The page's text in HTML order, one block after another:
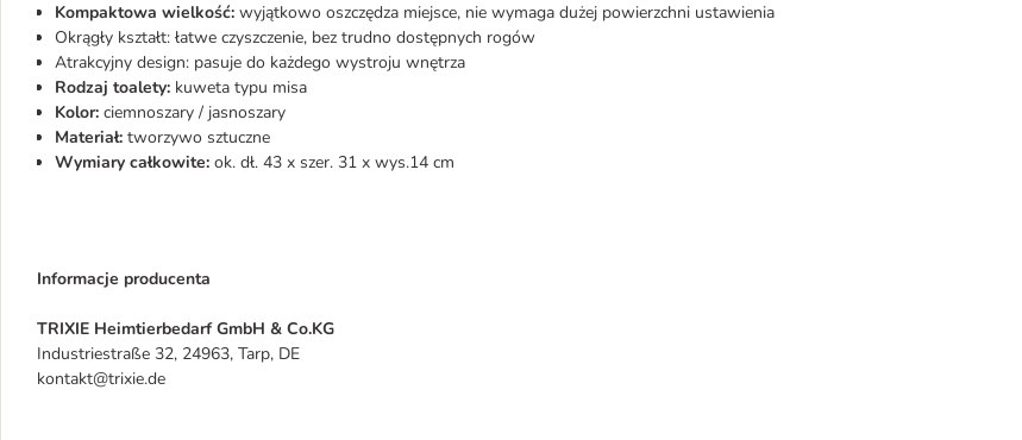
Kompaktowa wielkość: wyjątkowo oszczędza miejsce, nie wymaga dużej powierzchni ustawienia
Okrągły kształt: łatwe czyszczenie, bez trudno dostępnych rogów
Atrakcyjny design: pasuje do każdego wystroju wnętrza
Rodzaj toalety: kuweta typu misa
Kolor: ciemnoszary / jasnoszary
Materiał: tworzywo sztuczne
Wymiary całkowite: ok. dł. 43 x szer. 31 x wys.14 cm
Informacje producenta
TRIXIE Heimtierbedarf GmbH & Co.KG
Industriestraße 32, 24963, Tarp, DE
kontakt@trixie.de